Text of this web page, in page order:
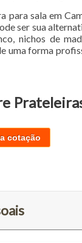
para sala em
ser sua
nichos de
uma forma
cotação